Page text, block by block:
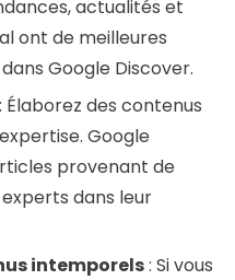
actualités et
ont de meilleures
Google Discover.
: Élaborez des contenus
Google
provenant de
dans leur
intemporels: Si vous